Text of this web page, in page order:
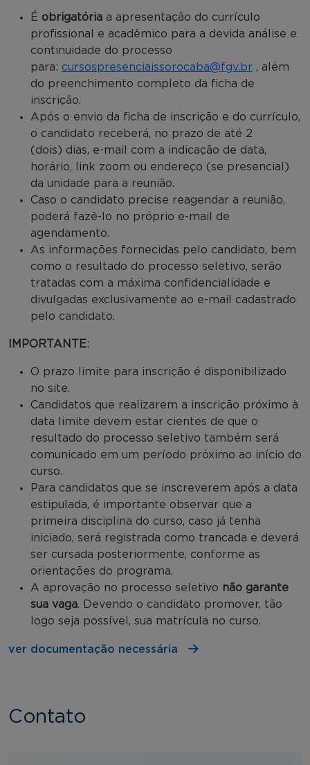
É obrigatória a apresentação do currículo
profissional e acadêmico para a devida análise e
continuidade do processo
para: cursospresenciaissorocaba@fgv.br , além
do preenchimento completo da ficha de
inscrição.
Após o envio da ficha de inscrição e do currículo,
o candidato receberá, no prazo de até 2
(dois) dias, e-mail com a indicação de data,
horário, link zoom ou endereço (se presencial)
da unidade para a reunião.
Caso o candidato precise reagendar a reunião,
poderá fazê-lo no próprio e-mail de
agendamento.
As informações fornecidas pelo candidato, bem
como o resultado do processo seletivo, serão
tratadas com a máxima confidencialidade e
divulgadas exclusivamente ao e-mail cadastrado
pelo candidato.
IMPORTANTE:
O prazo limite para inscrição é disponibilizado
no site.
Candidatos que realizarem a inscrição próximo à
data limite devem estar cientes de que o
resultado do processo seletivo também será
comunicado em um período próximo ao início do
curso.
Para candidatos que se inscreverem após a data
estipulada, é importante observar que a
primeira disciplina do curso, caso já tenha
iniciado, será registrada como trancada e deverá
ser cursada posteriormente, conforme as
orientações do programa.
A aprovação no processo seletivo não garante
sua vaga. Devendo o candidato promover, tão
logo seja possível, sua matrícula no curso.
ver documentação necessária
Contato